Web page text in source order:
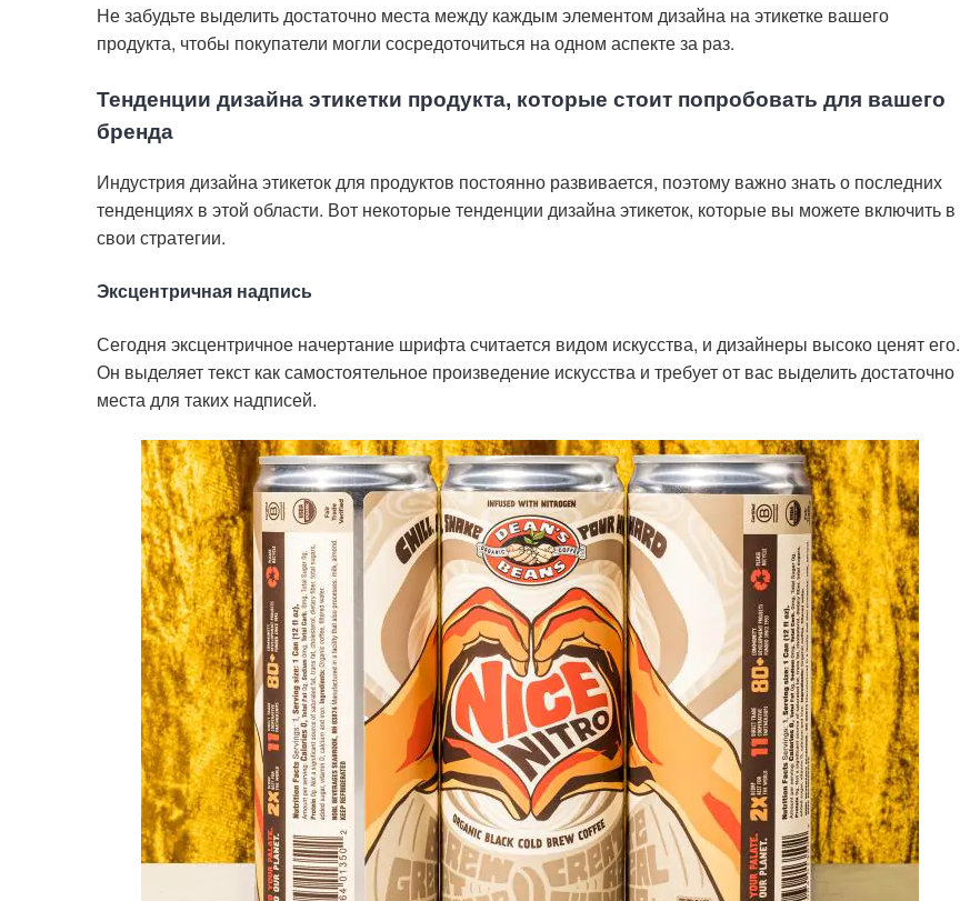
Не забудьте выделить достаточно места между каждым элементом дизайна на этикетке вашего
продукта, чтобы покупатели могли сосредоточиться на одном аспекте за раз.
Тенденции дизайна этикетки продукта, которые стоит попробовать для вашего
бренда
Индустрия дизайна этикеток для продуктов постоянно развивается, поэтому важно знать о последних
тенденциях в этой области. Вот некоторые тенденции дизайна этикеток, которые вы можете включить в
свои стратегии.
Эксцентричная надпись
Сегодня эксцентричное начертание шрифта считается видом искусства, и дизайнеры высоко ценят его.
Он выделяет текст как самостоятельное произведение искусства и требует от вас выделить достаточно
места для таких надписей.